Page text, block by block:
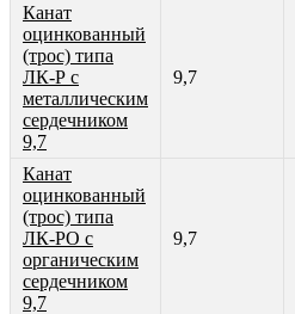
Канат
оцинкованный
(трос) типа
ЛК-Р с
металлическим
сердечником
9,7
9,7
Канат
оцинкованный
(трос) типа
ЛК-РО с
органическим
сердечником
9,7
9,7